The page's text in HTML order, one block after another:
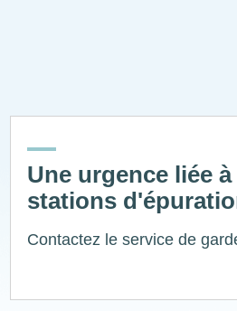
Une urgence liée
stations
Contactez le service de